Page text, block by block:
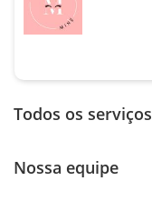
Todos os serviços
Nossa equipe